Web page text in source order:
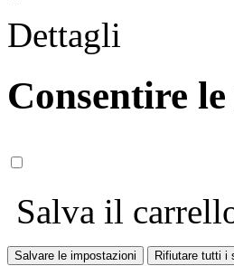
Dettagli
Consentire
Salva il
Salvare le impostazioni Rifiutare tutti i